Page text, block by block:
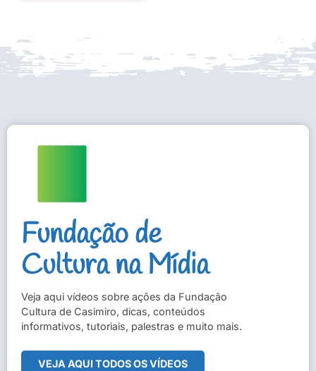
Fundação de
Cultura na Mídia
Veja aqui vídeos sobre ações da Fundação
Cultura de Casimiro, dicas, conteúdos
informativos, tutoriais, palestras e muito mais.
VEJA AQUI TODOS OS VÍDEOS